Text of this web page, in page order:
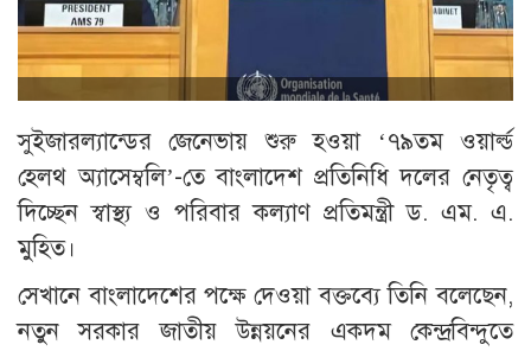
সুইজারল্যান্ডের জেনেভায় শুরু হওয়া ‘৭৯তম ওয়ার্ল্ড
হেলথ অ্যাসেম্বলি’-তে বাংলাদেশ প্রতিনিধি দলের নেতৃত্ব
দিচ্ছেন স্বাস্থ্য ও পরিবার কল্যাণ প্রতিমন্ত্রী ড. এম. এ.
মুহিত।
সেখানে বাংলাদেশের পক্ষে দেওয়া বক্তব্যে তিনি বলেছেন,
নতুন সরকার জাতীয় উন্নয়নের একদম কেন্দ্রবিন্দুতে